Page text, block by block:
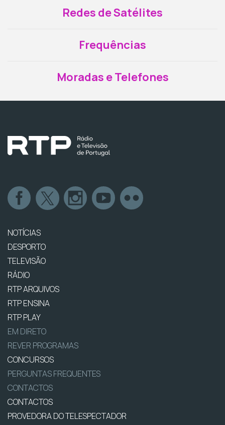
Redes de Satélites
Frequências
Moradas e Telefones
NOTÍCIAS
DESPORTO
TELEVISÃO
RÁDIO
RTP ARQUIVOS
RTP ENSINA
RTP PLAY
EM DIRETO
REVER PROGRAMAS
CONCURSOS
PERGUNTAS FREQUENTES
CONTACTOS
CONTACTOS
PROVEDORA DO TELESPECTADOR